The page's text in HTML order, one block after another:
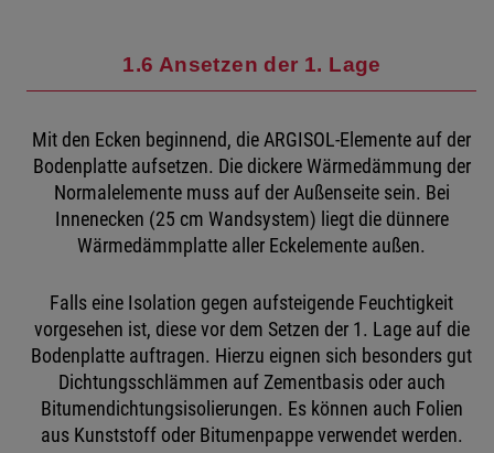
1.6 Ansetzen der 1. Lage
Mit den Ecken beginnend, die ARGISOL-Elemente auf der
Bodenplatte aufsetzen. Die dickere Wärmedämmung der
Normalelemente muss auf der Außenseite sein. Bei
Innenecken (25 cm Wandsystem) liegt die dünnere
Wärmedämmplatte aller Eckelemente außen.
Falls eine Isolation gegen aufsteigende Feuchtigkeit
vorgesehen ist, diese vor dem Setzen der 1. Lage auf die
Bodenplatte auftragen. Hierzu eignen sich besonders gut
Dichtungsschlämmen auf Zementbasis oder auch
Bitumendichtungsisolierungen. Es können auch Folien
aus Kunststoff oder Bitumenpappe verwendet werden.